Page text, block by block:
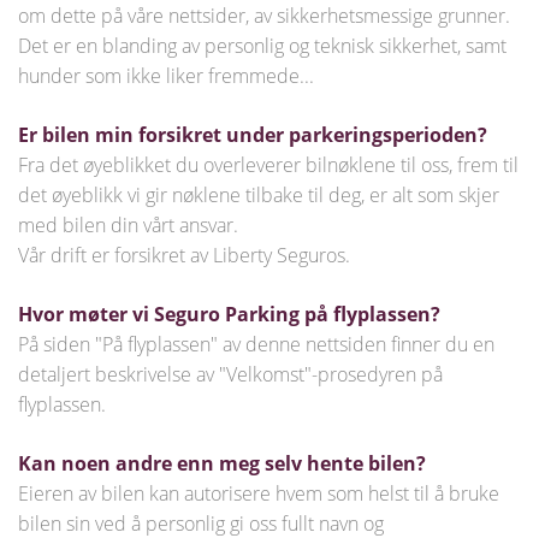
om dette på våre nettsider, av sikkerhetsmessige grunner.
Det er en blanding av personlig og teknisk sikkerhet, samt
hunder som ikke liker fremmede...
Er bilen min forsikret under parkeringsperioden?
Fra det øyeblikket du overleverer bilnøklene til oss, frem til
det øyeblikk vi gir nøklene tilbake til deg, er alt som skjer
med bilen din vårt ansvar.
Vår drift er forsikret av Liberty Seguros.
Hvor møter vi Seguro Parking på flyplassen?
På siden "På flyplassen" av denne nettsiden finner du en
detaljert beskrivelse av "Velkomst"-prosedyren på
flyplassen.
Kan noen andre enn meg selv hente bilen?
Eieren av bilen kan autorisere hvem som helst til å bruke
bilen sin ved å personlig gi oss fullt navn og